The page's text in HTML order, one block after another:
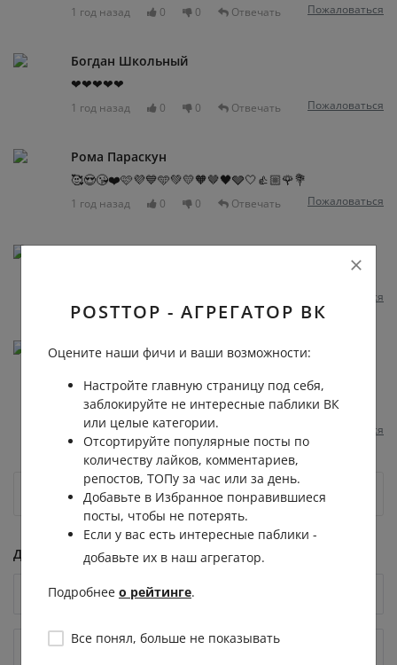
1 год назад 0 0 Отвечать Пожаловаться
Богдан Школьный
❤❤❤❤❤
1 год назад 0 0 Отвечать Пожаловаться
Рома Параскун
🥰😍😘❤️🩷💜💙🩵💚💛🧡🤎🖤🩶🤍👍🏼🌹💐
1 год назад 0 0 Отвечать Пожаловаться
Пожаловаться
Рома Параскун
1 год назад 0 0 Пожаловаться
Загрузи больше
Добавить комментарий
POSTTOP - АГРЕГАТОР ВК
Оцените наши фичи и ваши возможности:
Настройте главную страницу под себя,
заблокируйте не интересные паблики ВК
или целые категории.
Отсортируйте популярные посты по
количеству лайков, комментариев,
репостов, ТОПу за час или за день.
Добавьте в Избранное понравившиеся
посты, чтобы не потерять.
Если у вас есть интересные паблики -
добавьте их в наш агрегатор.
Подробнее о рейтинге.
Все понял, больше не показывать